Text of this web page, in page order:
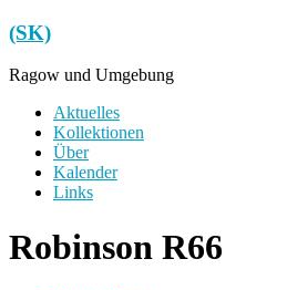
Zum
Inhalt
springen
(SK)
Ragow und Umgebung
Menü
Aktuelles
Kollektionen
Über
Kalender
Links
Robinson R66